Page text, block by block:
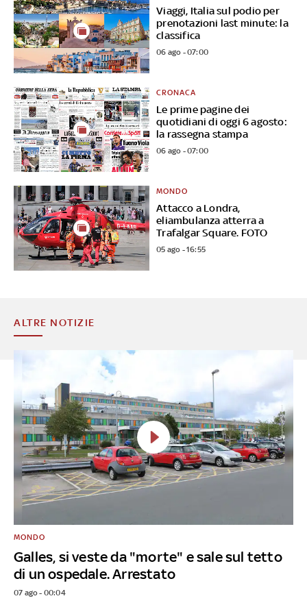
Viaggi, Italia sul podio per
prenotazioni last minute: la
classifica
06 ago - 07:00
Le prime pagine dei
quotidiani di oggi 6 agosto:
la rassegna stampa
CRONACA
06 ago - 07:00
Attacco a Londra,
eliambulanza atterra a
Trafalgar Square. FOTO
MONDO
05 ago - 16:55
ALTRE NOTIZIE
Galles, si veste da "morte" e sale sul tetto
di un ospedale. Arrestato
MONDO
07 ago - 00:04